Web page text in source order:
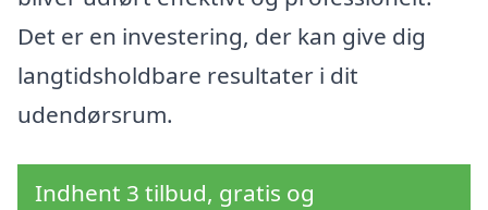
Det er en investering, der kan give dig
langtidsholdbare resultater i dit
udendørsrum.
Indhent 3 tilbud, gratis og